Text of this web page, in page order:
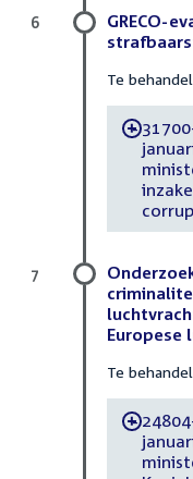
GRECO-
Te
-
6
Europese
Te
-
7